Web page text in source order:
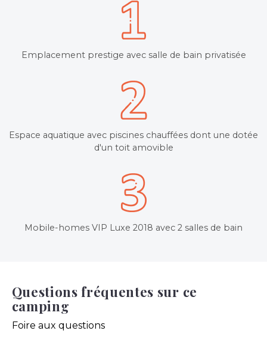
Emplacement prestige avec salle de bain privatisée
Espace aquatique avec piscines chauffées dont une dotée
d'un toit amovible
Mobile-homes VIP Luxe 2018 avec 2 salles de bain
Questions fréquentes sur ce
camping
Foire aux questions